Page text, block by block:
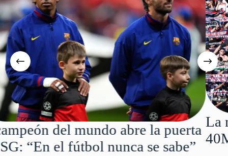
La nueva perla que quiere el PSG por
40M€